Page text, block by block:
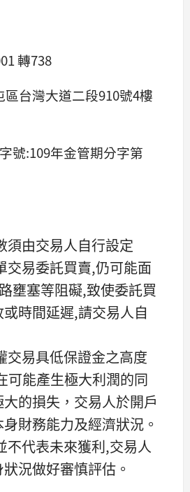
轉738
台灣大道二段910號4樓
號:109年金管期分字第
須由交易人自行設定
交易委託買賣,仍可能面
壅塞等阻礙,致使委託買
時間延遲,請交易人自
交易具低保證金之高度
可能產生極大利潤的同
的損失，交易人於開戶
財務能力及經濟狀況。
不代表未來獲利,交易人
況做好審慎評估。